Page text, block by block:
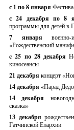
с 1 по 8 января
с 24 декабря по 8
программы для детей в
7 января
«Рождественский
c 25 по 28 декабря
киносеансы
21 декабря концерт
14 декабря «Парад
14 декабря
сказка»
13 декабря
Гатчинской Епархии